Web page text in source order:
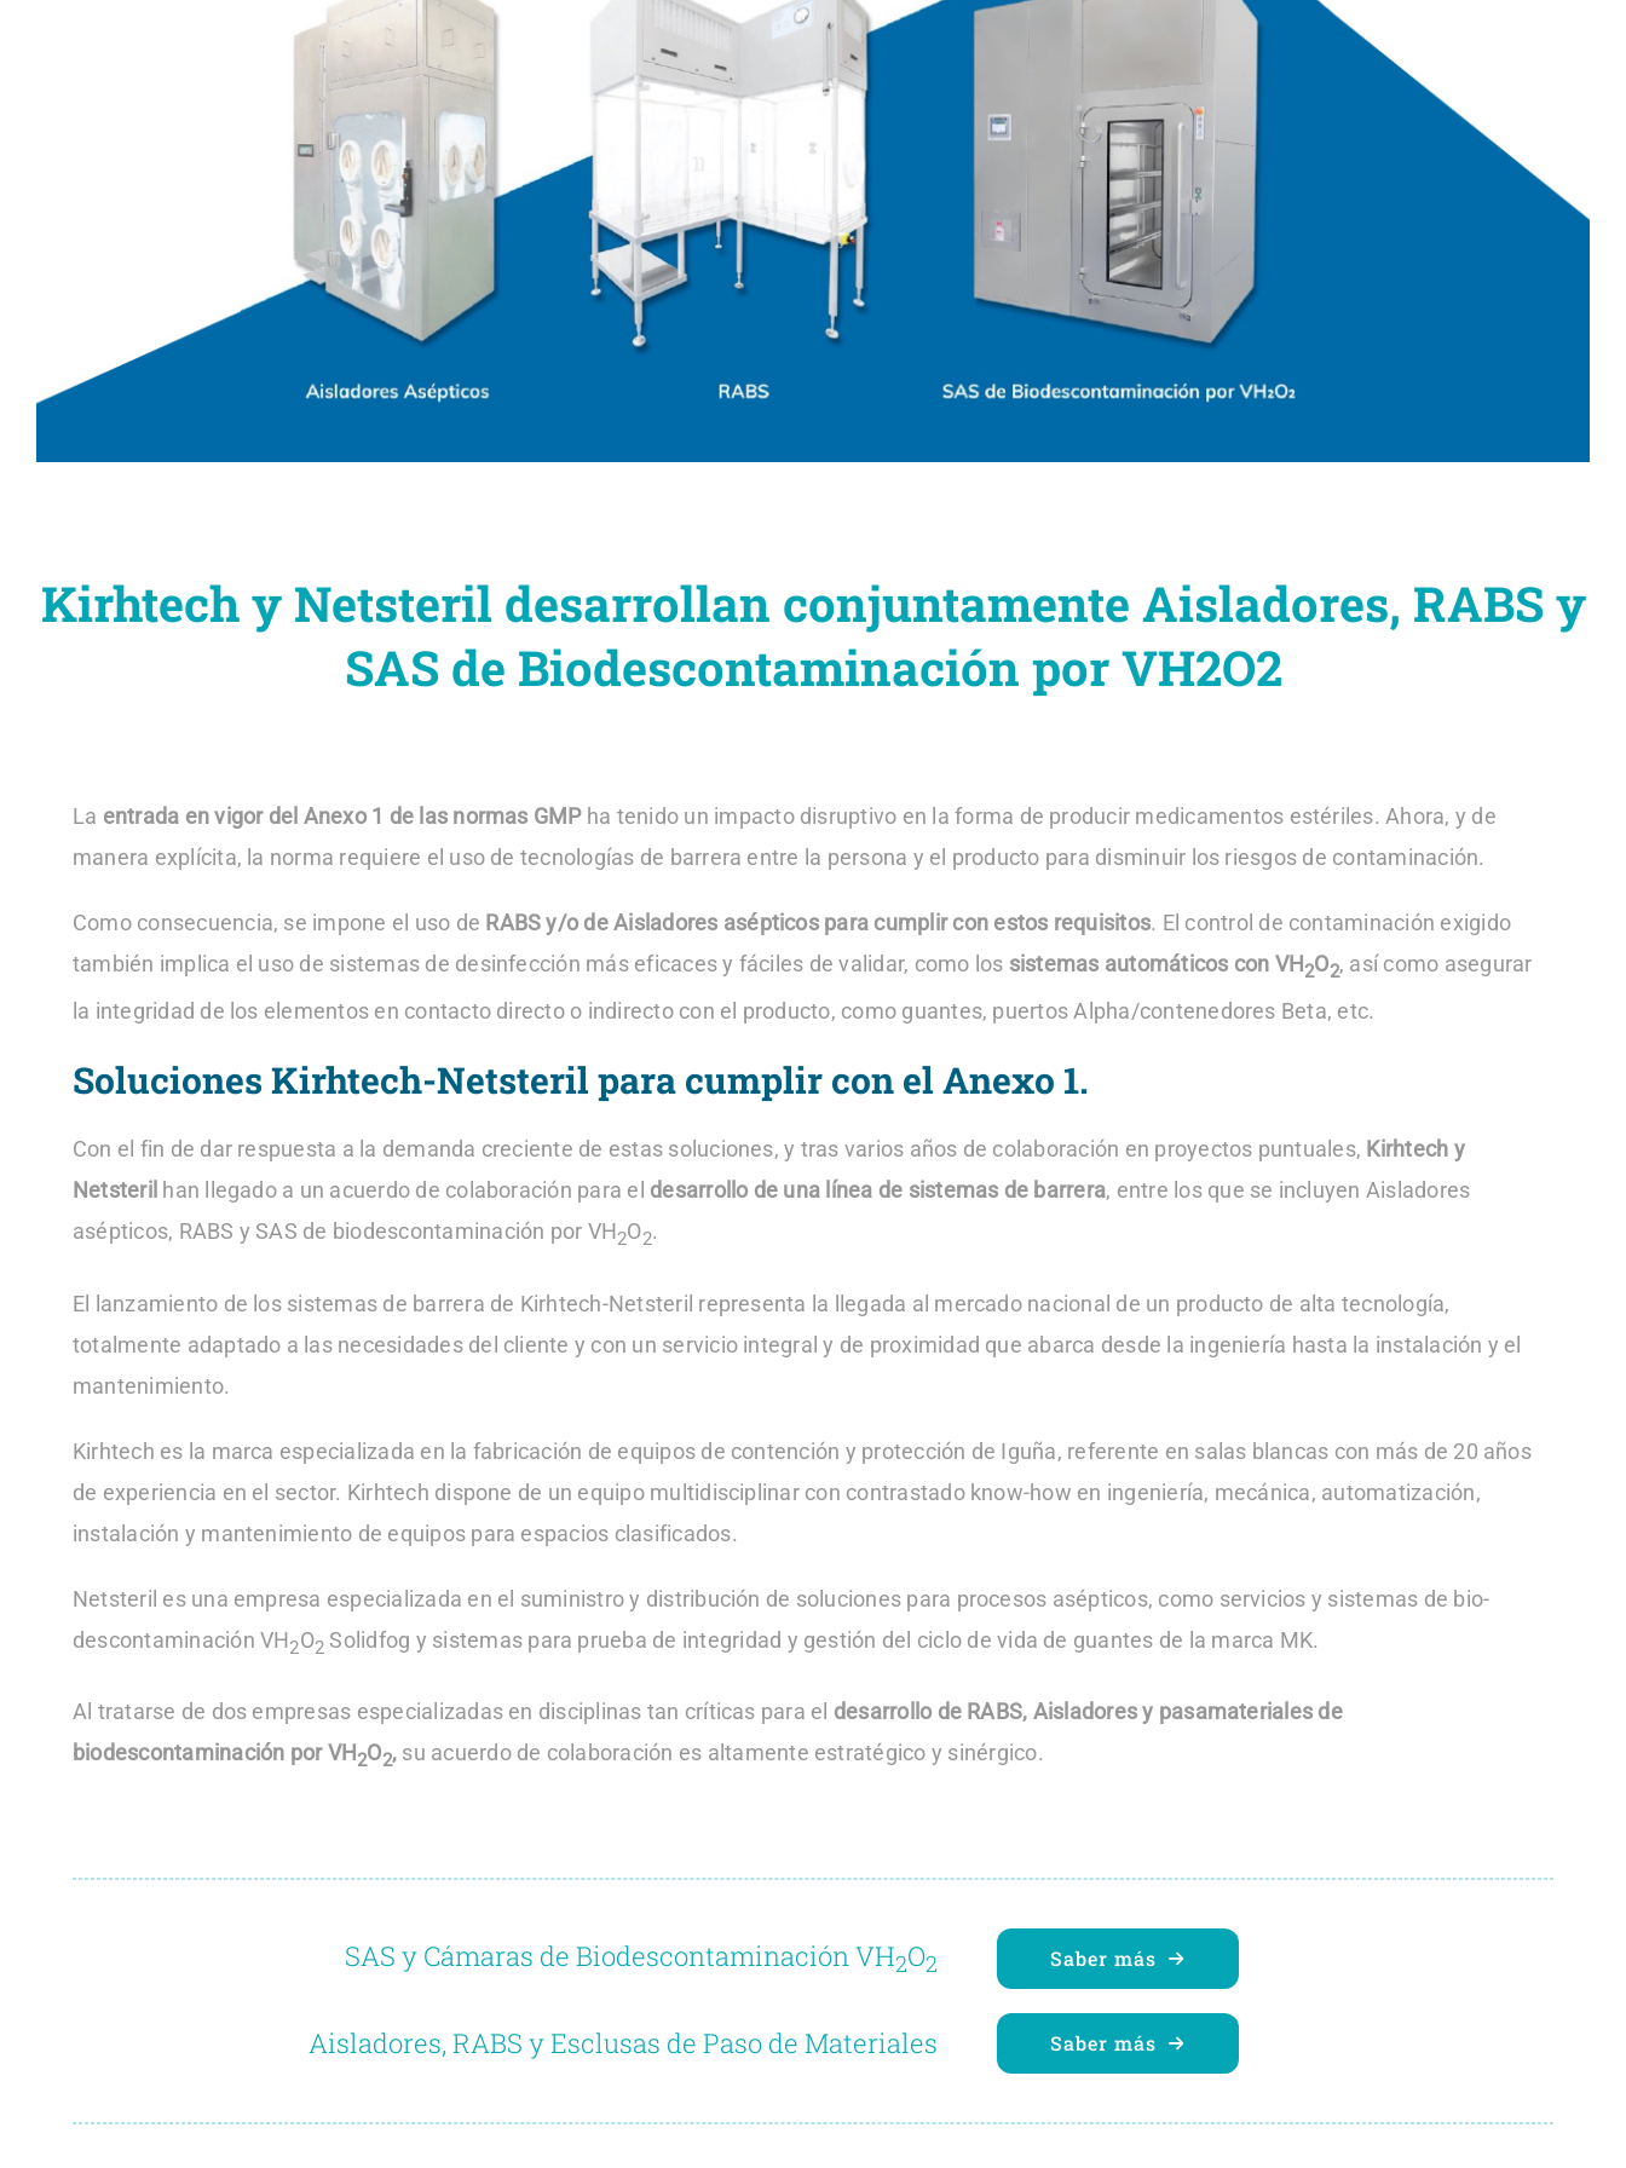
Kirhtech y Netsteril desarrollan conjuntamente Aisladores, RABS y
SAS de Biodescontaminación por VH2O2
La entrada en vigor del Anexo 1 de las normas GMPha tenido un impacto disruptivo en la forma de producir medicamentos estériles. Ahora, y de
manera explícita, la norma requiere el uso de tecnologías de barrera entre la persona y el producto para disminuir los riesgos de contaminación.
Como consecuencia, se impone el uso de RABS y/o de Aisladores asépticos para cumplir con estos requisitos. El control de contaminación exigido
también implica el uso de sistemas de desinfección más eficaces y fáciles de validar, como los sistemas automáticos con VH2O2, así como asegurar
la integridad de los elementos en contacto directo o indirecto con el producto, como guantes, puertos Alpha/contenedores Beta, etc.
Soluciones Kirhtech-Netsteril para cumplir con el Anexo 1.
Con el fin de dar respuesta a la demanda creciente de estas soluciones, y tras varios años de colaboración en proyectos puntuales, Kirhtech y
Netsteril han llegado a un acuerdo de colaboración para el desarrollo de una línea de sistemas de barrera, entre los que se incluyen Aisladores
asépticos, RABS y SAS de biodescontaminación por VH2O2.
El lanzamiento de los sistemas de barrera de Kirhtech-Netsteril representa la llegada al mercado nacional de un producto de alta tecnología,
totalmente adaptado a las necesidades del cliente y con un servicio integral y de proximidad que abarca desde la ingeniería hasta la instalación y el
mantenimiento.
Kirhtech es la marca especializada en la fabricación de equipos de contención y protección de Iguña, referente en salas blancas con más de 20 años
de experiencia en el sector. Kirhtech dispone de un equipo multidisciplinar con contrastado know-how en ingeniería, mecánica, automatización,
instalación y mantenimiento de equipos para espacios clasificados.
Netsteril es una empresa especializada en el suministro y distribución de soluciones para procesos asépticos, como servicios y sistemas de bio-
descontaminación VH2O2 Solidfog y sistemas para prueba de integridad y gestión del ciclo de vida de guantes de la marca MK.
Al tratarse de dos empresas especializadas en disciplinas tan críticas para el desarrollo de RABS, Aisladores y pasamateriales de
biodescontaminación por VH2O2, su acuerdo de colaboración es altamente estratégico y sinérgico.
SAS y Cámaras de Biodescontaminación VH2O2 Saber más
Aisladores, RABS y Esclusas de Paso de Materiales Saber más